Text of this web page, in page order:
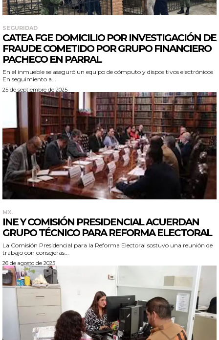
SEGURIDAD
CATEA FGE DOMICILIO POR INVESTIGACIÓN DE
FRAUDE COMETIDO POR GRUPO FINANCIERO
PACHECO EN PARRAL
En el inmueble se aseguró un equipo de cómputo y dispositivos electrónicos
En seguimiento a...
25 de septiembre de 2025
MX.
INE Y COMISIÓN PRESIDENCIAL ACUERDAN
GRUPO TÉCNICO PARA REFORMA ELECTORAL
La Comisión Presidencial para la Reforma Electoral sostuvo una reunión de
trabajo con consejeras...
26 de agosto de 2025